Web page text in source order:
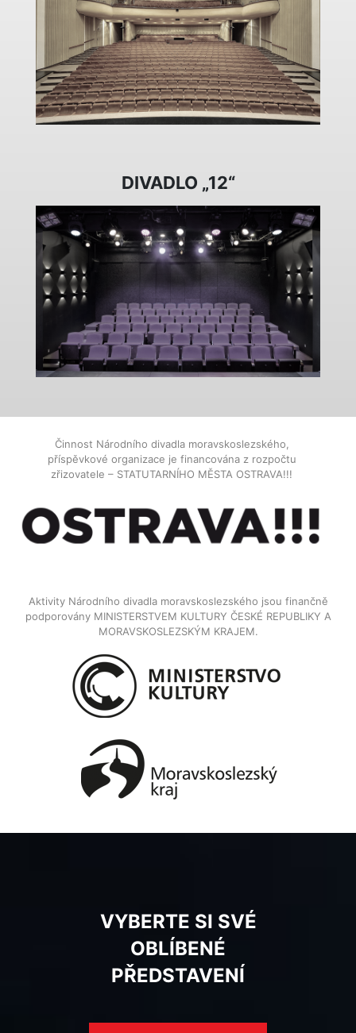
DIVADLO „12“
Činnost Národního divadla moravskoslezského,
příspěvkové organizace je financována z rozpočtu
zřizovatele – STATUTARNÍHO MĚSTA OSTRAVA!!!
Aktivity Národního divadla moravskoslezského jsou finančně
podporovány MINISTERSTVEM KULTURY ČESKÉ REPUBLIKY A
MORAVSKOSLEZSKÝM KRAJEM.
VYBERTE SI SVÉ
OBLÍBENÉ
PŘEDSTAVENÍ